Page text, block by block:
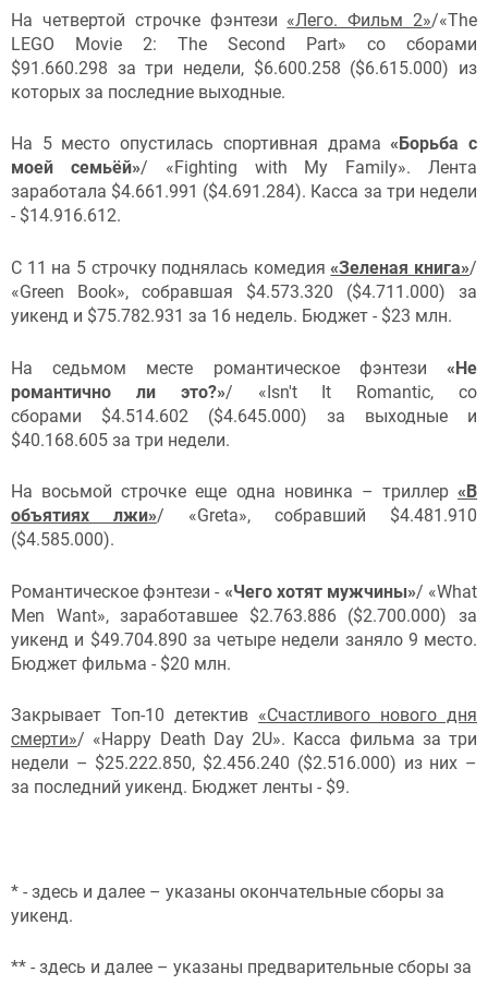
На четвертой строчке фэнтези «Лего. Фильм 2»/«The
LEGO Movie 2: The Second Part» со сборами
$91.660.298 за три недели, $6.600.258 ($6.615.000) из
которых за последние выходные.
На 5 место опустилась спортивная драма«Борьба с
моей семьёй»/ «Fighting with My Family». Лента
заработала $4.661.991 ($4.691.284). Касса за три недели
- $14.916.612.
С 11 на 5 строчку поднялась комедия«Зеленая книга»/
«Green Book», собравшая $4.573.320 ($4.711.000) за
уикенд и $75.782.931 за 16 недель. Бюджет - $23 млн.
На седьмом месте романтическое фэнтези «Не
романтично ли это?»/ «Isn't It Romantic, со
сборами $4.514.602 ($4.645.000) за выходные и
$40.168.605 за три недели.
На восьмой строчке еще одна новинка – триллер «В
объятиях лжи»/ «Greta», собравший $4.481.910
($4.585.000).
Романтическое фэнтези - «Чего хотят мужчины»/ «What
Men Want», заработавшее $2.763.886 ($2.700.000) за
уикенд и $49.704.890 за четыре недели заняло 9 место.
Бюджет фильма - $20 млн.
Закрывает Топ-10 детектив «Счастливого нового дня
смерти»/ «Happy Death Day 2U». Касса фильма за три
недели – $25.222.850, $2.456.240 ($2.516.000) из них –
за последний уикенд. Бюджет ленты - $9.
* - здесь и далее – указаны окончательные сборы за
уикенд.
** - здесь и далее – указаны предварительные сборы за